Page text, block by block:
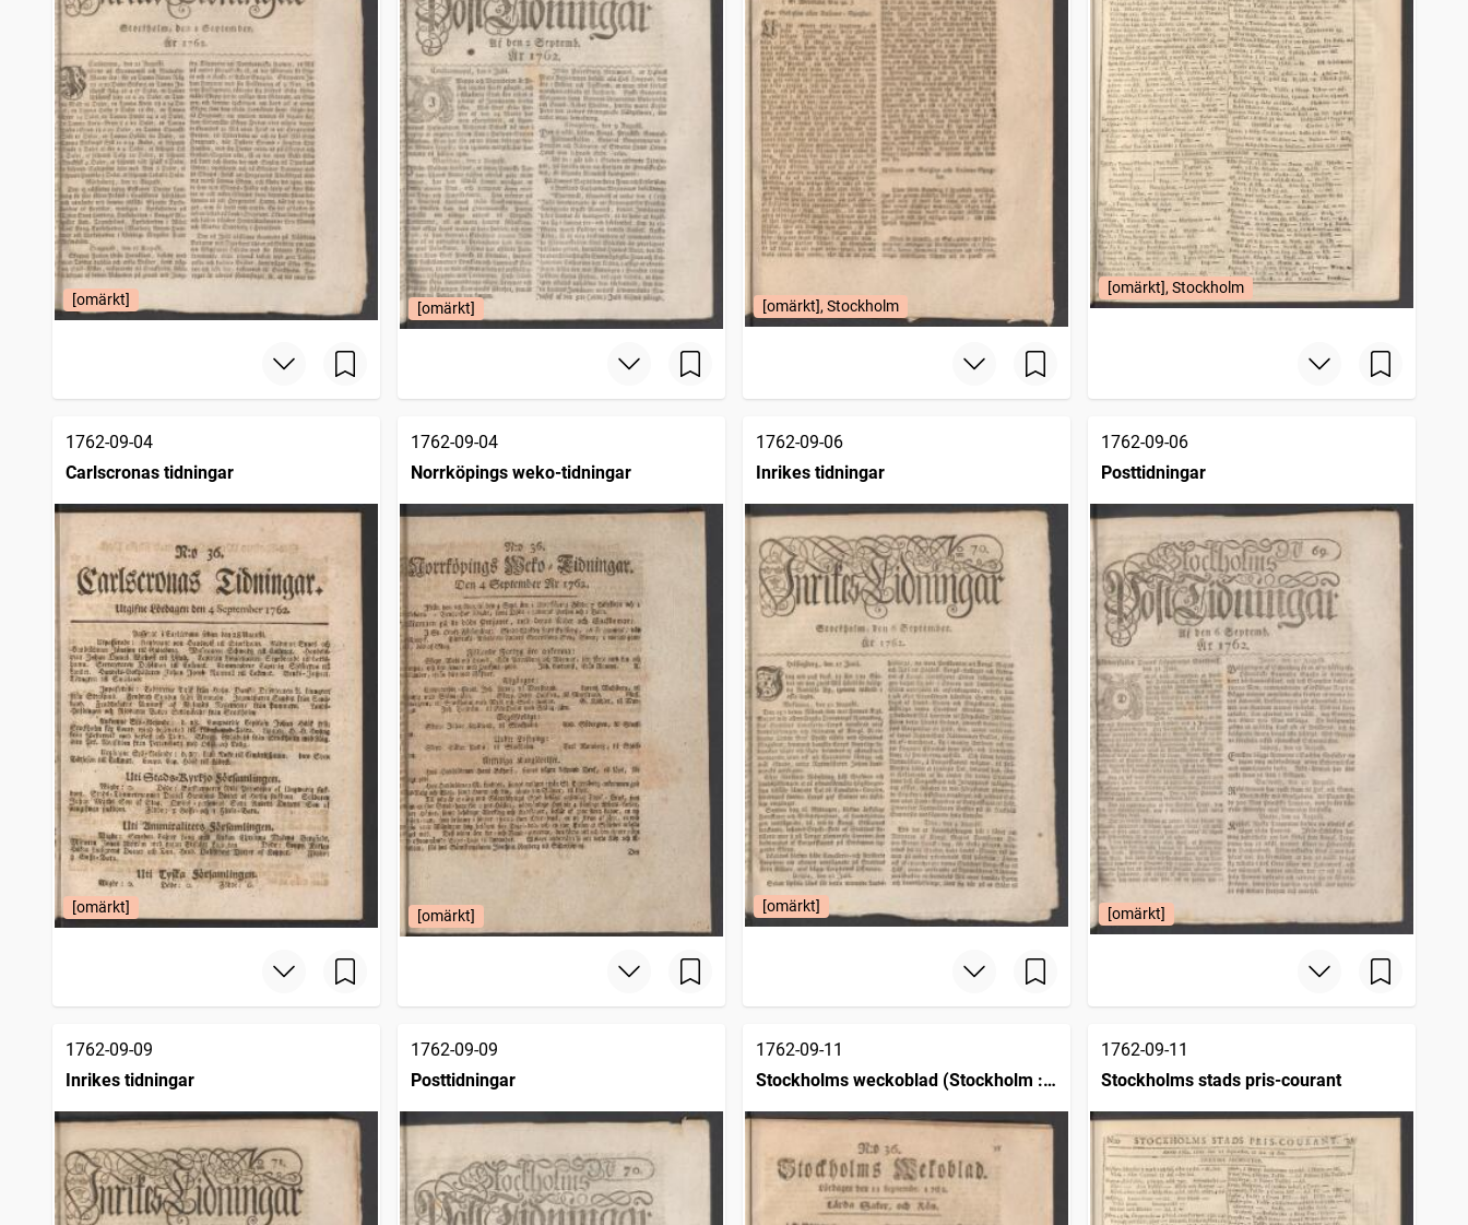
[omärkt]
[omärkt] [omärkt], Stockholm
[omärkt], Stockholm
1762-09-04
Carlscronas tidningar
[omärkt]
1762-09-04
Norrköpings weko-tidningar
[omärkt]
1762-09-06
Inrikes tidningar
[omärkt]
1762-09-06
Posttidningar
[omärkt]
1762-09-09
Inrikes tidningar
1762-09-09
Posttidningar
1762-09-11
Stockholms weckoblad (Stockholm :
1762-09-11
Stockholms stads pris-courant